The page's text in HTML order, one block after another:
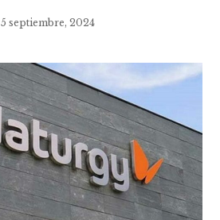
5 septiembre, 2024